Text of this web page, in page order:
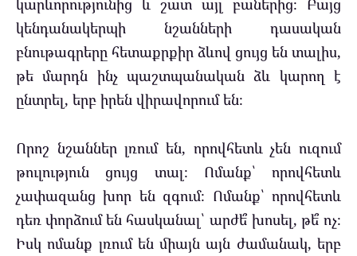
կարևորությունից և շատ այլ բաներից։ Բայց
կենդանակերպի նշանների դասական
բնութագրերը հետաքրքիր ձևով ցույց են տալիս,
թե մարդն ինչ պաշտպանական ձև կարող է
ընտրել, երբ իրեն վիրավորում են։
Որոշ նշաններ լռում են, որովհետև չեն ուզում
թուլություն ցույց տալ։ Ոմանք՝ որովհետև
չափազանց խոր են զգում։ Ոմանք՝ որովհետև
դեռ փորձում են հասկանալ՝ արժե՞ խոսել, թե՞ ոչ։
Իսկ ոմանք լռում են միայն այն ժամանակ, երբ